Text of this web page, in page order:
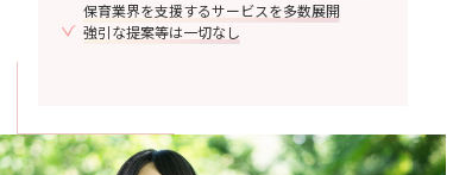
保育業界を支援するサービスを多数展開
強引な提案等は一切なし